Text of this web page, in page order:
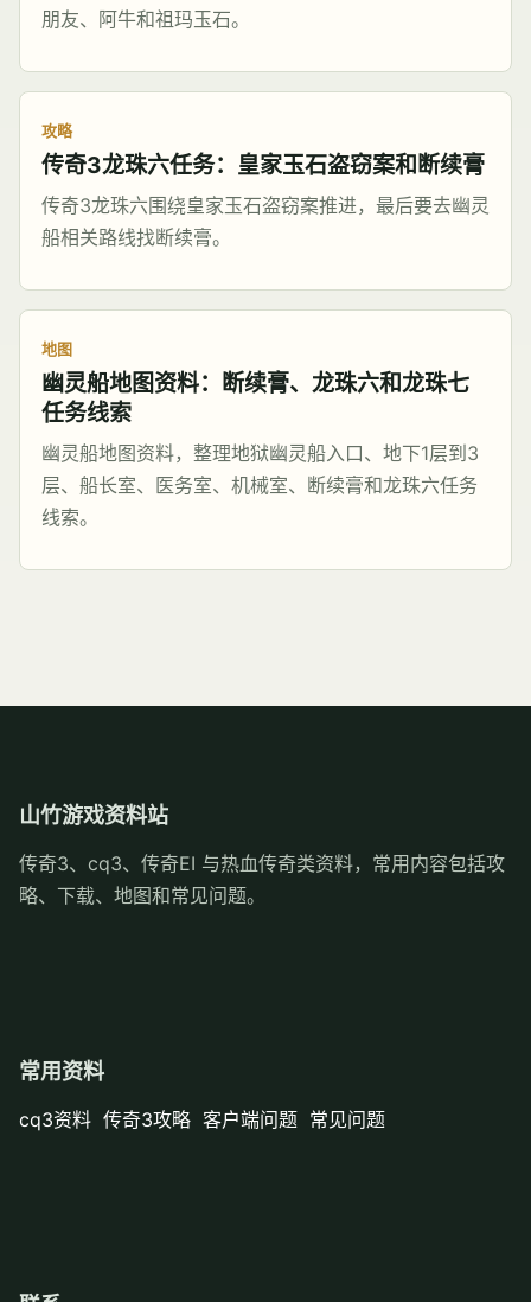
朋友、阿牛和祖玛玉石。
攻略
传奇3龙珠六任务：皇家玉石盗窃案和断续膏
传奇3龙珠六围绕皇家玉石盗窃案推进，最后要去幽灵
船相关路线找断续膏。
地图
幽灵船地图资料：断续膏、龙珠六和龙珠七
任务线索
幽灵船地图资料，整理地狱幽灵船入口、地下1层到3
层、船长室、医务室、机械室、断续膏和龙珠六任务
线索。
山竹游戏资料站
传奇3、cq3、传奇EI 与热血传奇类资料，常用内容包括攻
略、下载、地图和常见问题。
常用资料
cq3资料 传奇3攻略 客户端问题 常见问题